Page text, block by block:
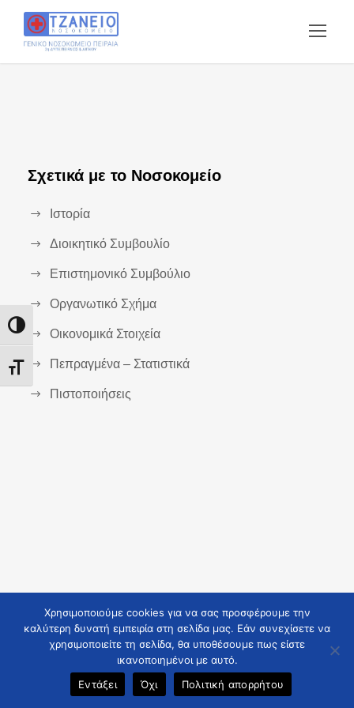
Εναλλαγή Υψηλής Αντίθεσης
Εναλλαγή Μεγέθους Γραμμάτων
Σχετικά με το Νοσοκομείο
Ιστορία
Διοικητικό Συμβουλίο
Επιστημονικό Συμβούλιο
Οργανωτικό Σχήμα
Οικονομικά Στοιχεία
Πεπραγμένα – Στατιστικά
Πιστοποιήσεις
COPYRIGHT 2021 TZANEIO, ALL RIGHTS
RESERVED
Χρησιμοποιούμε cookies για να σας προσφέρουμε την
καλύτερη δυνατή εμπειρία στη σελίδα μας. Εάν συνεχίσετε να
χρησιμοποιείτε τη σελίδα, θα υποθέσουμε πως είστε
ικανοποιημένοι με αυτό.
Εντάξει
Όχι Πολιτική απορρήτου